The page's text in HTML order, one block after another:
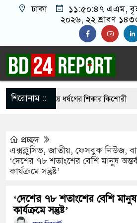
ঢাকা ১১:৫০:৪৮ এএম,
২০২৬, ২২ শ্রাবণ ১৪৩৩
শিরোনাম ::
করতে গিয়ে ধর্ষণের শিকার কিশোরী
ফ্যামিলি কার্ড দেবেন প্রধানমন্ত্রী
বাহিনী, খসড়া আইন প্রকাশ
প্রচ্ছদ
এক্সক্লুসিভ,জাতীয়, ফেসবুক নিউজ,
‘দেশের ৭৮ শতাংশের বেশি মানুষ
কার্যক্রমে সন্তুষ্ট’
‘দেশের ৭৮ শতাংশের বেশি মানুষ
কার্যক্রমে সন্তুষ্ট’